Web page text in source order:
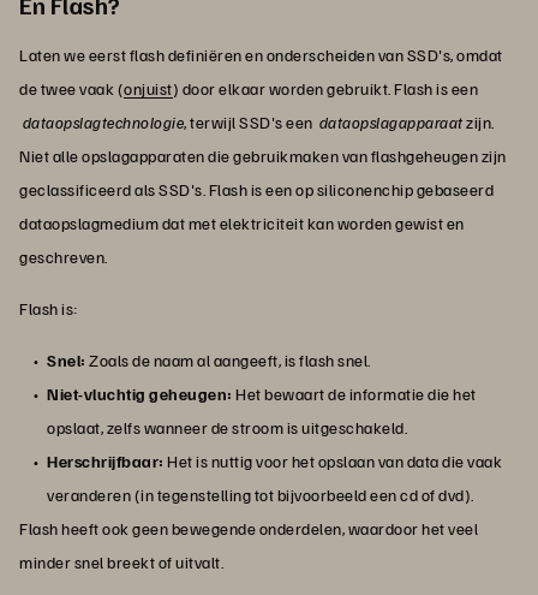
Laten we eerst flash definiëren en onderscheiden van SSD's, omdat
de twee vaak (onjuist) door elkaar worden gebruikt. Flash is een
dataopslagtechnologie, terwijl SSD's een dataopslagapparaatzijn.
Niet alle opslagapparaten die gebruikmaken van flashgeheugen zijn
geclassificeerd als SSD's. Flash is een op siliconenchip gebaseerd
dataopslagmedium dat met elektriciteit kan worden gewist en
geschreven.
Flash is:
Snel: Zoals de naam al aangeeft, is flash snel.
Niet-vluchtig geheugen: Het bewaart de informatie die het
opslaat, zelfs wanneer de stroom is uitgeschakeld.
Herschrijfbaar: Het is nuttig voor het opslaan van data die vaak
veranderen (in tegenstelling tot bijvoorbeeld een cd of dvd).
Flash heeft ook geen bewegende onderdelen, waardoor het veel
minder snel breekt of uitvalt.